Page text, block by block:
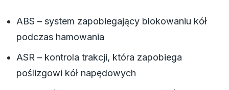
ABS – system zapobiegający blokowaniu kół
podczas hamowania
ASR – kontrola trakcji, która zapobiega
poślizgowi kół napędowych